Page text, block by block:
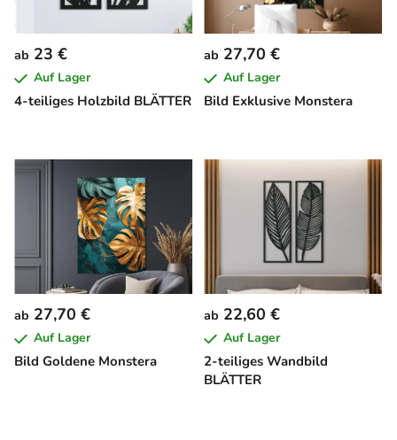
4-teiliges Holzbild BLÄTTER
ab 23 €
Auf Lager
Bild Exklusive Monstera
ab 27,70 €
Auf Lager
Bild Goldene Monstera
ab 27,70 €
Auf Lager
2-teiliges Wandbild
BLÄTTER
ab 22,60 €
Auf Lager